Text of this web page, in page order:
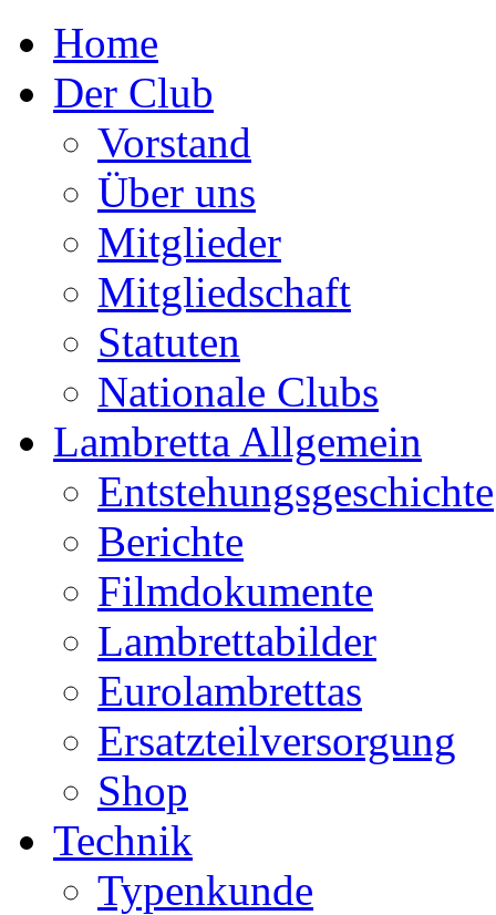
Home
Der Club
Vorstand
Über uns
Mitglieder
Mitgliedschaft
Statuten
Nationale Clubs
Lambretta Allgemein
Entstehungsgeschichte
Berichte
Filmdokumente
Lambrettabilder
Eurolambrettas
Ersatzteilversorgung
Shop
Technik
Typenkunde